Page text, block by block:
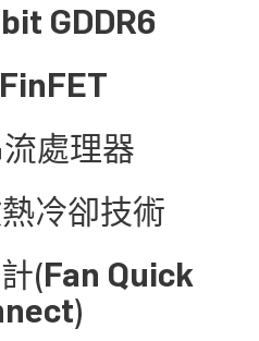
GDDR6
處理器
冷卻技術
(Fan Quick